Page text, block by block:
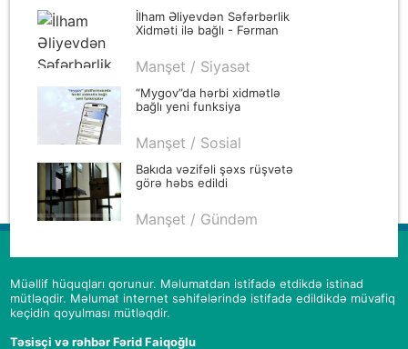
İlham Əliyevdən Səfərbərlik
Xidməti ilə bağlı - Fərman
Manşet / Siyasət
“Mygov”da hərbi xidmətlə
bağlı yeni funksiya
Manşet / Sosial
Bakıda vəzifəli şəxs rüşvətə
görə həbs edildi
Manşet / Gündəm
Müəllif hüquqları qorunur. Məlumatdan istifadə etdikdə istinad
mütləqdir. Məlumat internet səhifələrində istifadə edildikdə müvafiq
keçidin qoyulması mütləqdir.
Təsisçi və rəhbər Fərid Faiqoğlu